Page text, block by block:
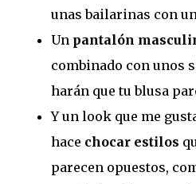
unas bailarinas con
Un pantalón
combinado con unos
harán que tu blusa
Y un look que me
hace chocar estilos
parecen opuestos,